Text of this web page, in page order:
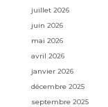
juillet 2026
juin 2026
mai 2026
avril 2026
janvier 2026
décembre 2025
septembre 2025